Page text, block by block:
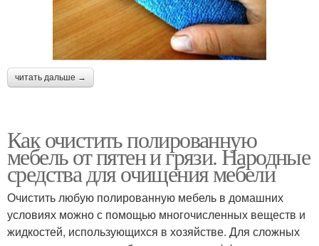
читать дальше →
Как очистить полированную
мебель от пятен и грязи. Народные
средства для очищения мебели
Очистить любую полированную мебель в домашних
условиях можно с помощью многочисленных веществ и
жидкостей, использующихся в хозяйстве. Для сложных